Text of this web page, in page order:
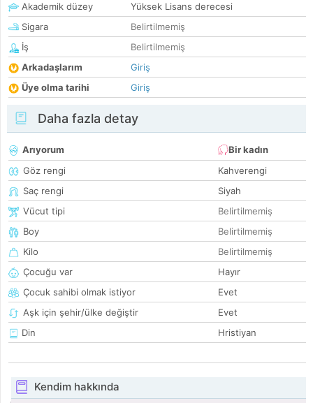
Akademik düzey
Yüksek Lisans derecesi
Sigara
Belirtilmemiş
İş
Belirtilmemiş
Arkadaşlarım
Giriş
Üye olma tarihi
Giriş
Daha fazla detay
Arıyorum
Bir kadın
Göz rengi
Kahverengi
Saç rengi
Siyah
Vücut tipi
Belirtilmemiş
Boy
Belirtilmemiş
Kilo
Belirtilmemiş
Çocuğu var
Hayır
Çocuk sahibi olmak istiyor
Evet
Aşk için şehir/ülke değiştir
Evet
Din
Hristiyan
Kendim hakkında